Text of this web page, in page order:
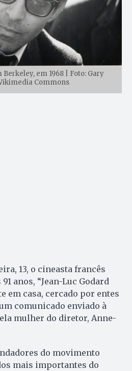
em 1968 | Foto: Gary
Commons
13, o cineasta francês
anos, “Jean-Luc Godard
em casa, cercado por entes
comunicado enviado à
mulher do diretor, Anne-
do movimento
mais importantes do